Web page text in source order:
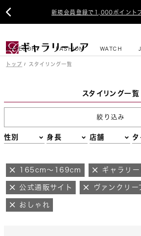
新規会員登録で1,000ポイント

CATEGORY FASHION WATCH
トップ スタイリング一覧
スタイリング一覧
絞り込み
性別 身長 店舗 タ
165cm～169cm ギャラリー
公式通販サイト ヴァンクリー
おしゃれ